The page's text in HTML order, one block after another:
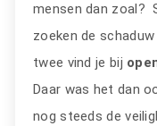
mensen dan zoal?
zoeken de
twee vind je bij
Daar was het dan
nog steeds de